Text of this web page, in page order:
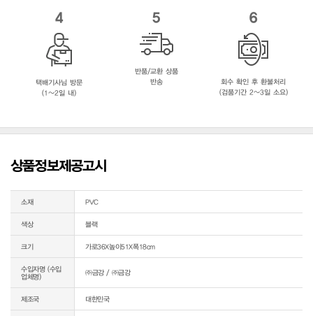
4
택배기사님 방문
(1~2일 내)
5
반품/교환 상품
반송
6
회수 확인 후 환불처리
(검품기간 2~3일 소요)
상품정보제공고시
소재 PVC
색상 블랙
크기 가로36X높이51X폭18cm
수입자명 (수입
업체명)
㈜금강 / ㈜금강
제조국 대한민국